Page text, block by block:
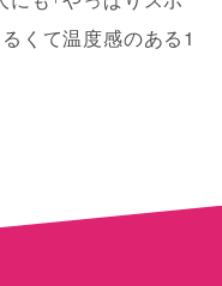
くて温度感のある1